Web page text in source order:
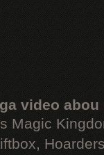
video abou
Magic